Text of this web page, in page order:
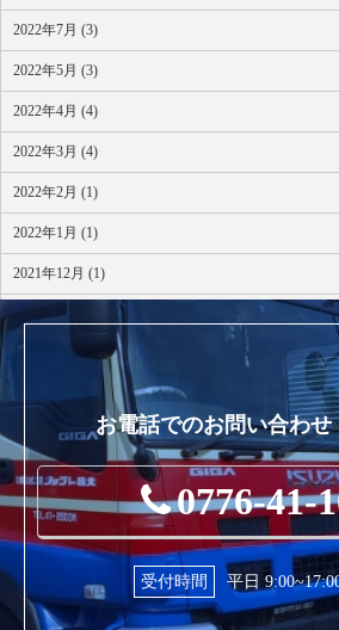
2022年7月 (3)
2022年5月 (3)
2022年4月 (4)
2022年3月 (4)
2022年2月 (1)
2022年1月 (1)
2021年12月 (1)
2021年10月 (1)
お電話でのお問い合わせ
0776-41-
受付時間 平日